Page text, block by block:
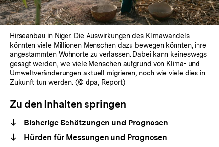
Hirseanbau in Niger. Die Auswirkungen des Klimawandels
könnten viele Millionen Menschen dazu bewegen könnten, ihre
angestammten Wohnorte zu verlassen. Dabei kann keineswegs
gesagt werden, wie viele Menschen aufgrund von Klima- und
Umweltveränderungen aktuell migrieren, noch wie viele dies in
Zukunft tun werden. (© dpa, Report)
Zu den Inhalten springen
Bisherige Schätzungen und Prognosen
Hürden für Messungen und Prognosen